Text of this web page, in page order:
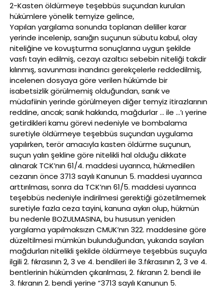
2-Kasten öldürmeye teşebbüs suçundan kurulan
hükümlere yönelik temyize gelince,
Yapılan yargılama sonunda toplanan deliller karar
yerinde incelenip, sanığın suçunun sübutu kabul, olay
niteliğine ve kovuşturma sonuçlarına uygun şekilde
vasfı tayin edilmiş, cezayı azaltıcı sebebin niteliği takdir
kılınmış, savunması inandırıcı gerekçelerle reddedilmiş,
incelenen dosyaya göre verilen hükümde bir
isabetsizlik görülmemiş olduğundan, sanık ve
müdafiinin yerinde görülmeyen diğer temyiz itirazlarının
reddine, ancak; sanık hakkında, mağdurlar … ile …’ı yerine
getirdikleri kamu görevi nedeniyle ve bombalama
suretiyle öldürmeye teşebbüs suçundan uygulama
yapılırken, terör amacıyla kasten öldürme suçunun,
suçun yalın şekline göre nitelikli hal olduğu dikkate
alınarak TCK’nın 61/4. maddesi uyarınca, hükmedilen
cezanın önce 3713 sayılı Kanunun 5. maddesi uyarınca
arttırılması, sonra da TCK’nın 61/5. maddesi uyarınca
teşebbüs nedeniyle indirilmesi gerektiği gözetilmemek
suretiyle fazla ceza tayini, kanuna aykırı olup, hükmün
bu nedenle BOZULMASINA, bu hususun yeniden
yargılama yapılmaksızın CMUK’nın 322. maddesine göre
düzeltilmesi mümkün bulunduğundan, yukarıda sayılan
mağdurları nitelikli şekilde öldürmeye teşebbüs suçuyla
ilgili 2. fıkrasının 2, 3 ve 4. bendileri ile 3.fıkrasının 2, 3 ve 4.
bentlerinin hükümden çıkarılması, 2. fıkranın 2. bendi ile
3. fıkranın 2. bendi yerine “3713 sayılı Kanunun 5.